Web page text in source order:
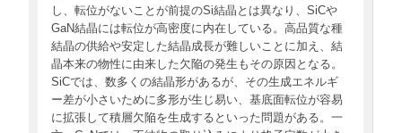
し、転位がないことが前提のSi結晶とは異なり、SiCや
GaN結晶には転位が高密度に内在している。高品質な種
結晶の供給や安定した結晶成長が難しいことに加え、結
晶本来の物性に由来した欠陥の発生もその原因となる。
SiCでは、数多くの結晶形があるが、その生成エネルギ
ー差が小さいために多形が生じ易い、基底面転位が容易
に拡張して積層欠陥を生成するといった問題がある。一